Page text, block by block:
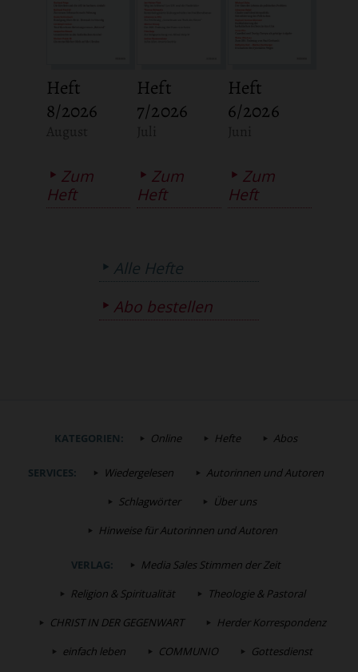
Heft
8/2026
Zum
Heft
Heft
7/2026
Zum
Heft
Heft
6/2026
Zum
Heft
Alle Hefte
Abo bestellen
KATEGORIEN: Online Hefte Abos
SERVICES: Wiedergelesen
Autorinnen und Autoren
Schlagwörter
Über uns
Hinweise für Autorinnen und Autoren
VERLAG:
Media Sales Stimmen der Zeit
Religion & Spiritualität
Theologie & Pastoral
CHRIST IN DER GEGENWART
Herder Korrespondenz
einfach leben
COMMUNIO
Gottesdienst